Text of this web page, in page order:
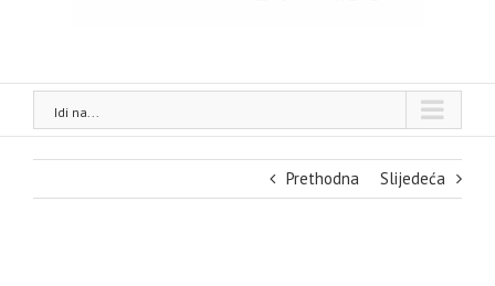
Idi na...
Prethodna Slijedeća